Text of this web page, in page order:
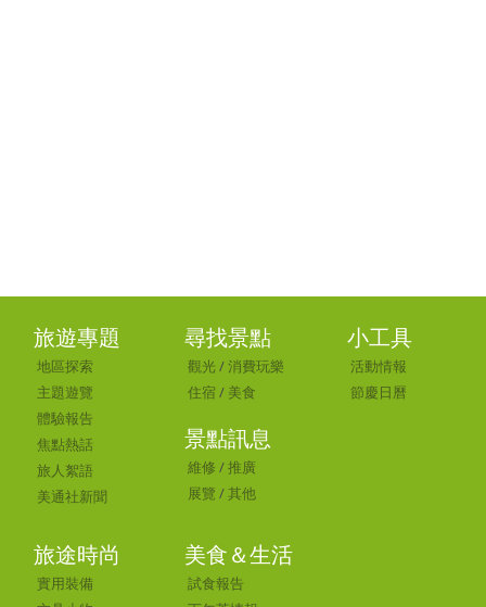
旅遊專題
地區探索
主題遊覽
體驗報告
焦點熱話
旅人絮語
美通社新聞
尋找景點
觀光 /消費玩樂
住宿 / 美食
景點訊息
維修 /推廣
展覽 /其他
小工具
活動情報
節慶日曆
旅途時尚
實用裝備
美食＆生活
試食報告